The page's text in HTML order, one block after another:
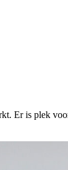
Er is plek